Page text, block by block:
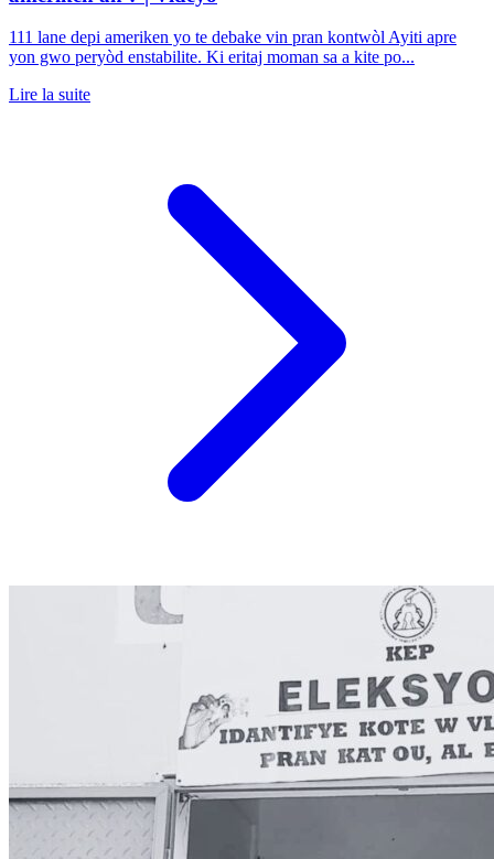
111 lane depi ameriken yo te debake vin pran kontwòl Ayiti apre
yon gwo peryòd enstabilite. Ki eritaj moman sa a kite po...
Lire la suite